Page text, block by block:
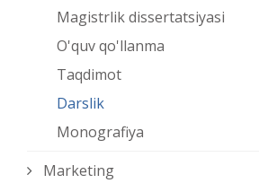
Magistrlik dissertatsiyasi
O'quv qo'llanma
Taqdimot
Darslik
Monografiya
Marketing